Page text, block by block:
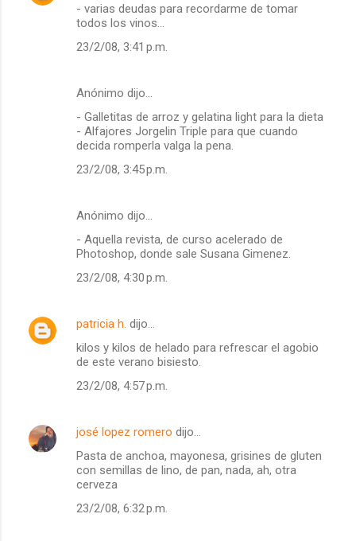
- varias deudas para recordarme de tomar
todos los vinos...
23/2/08, 3:41 p.m.
Anónimo dijo…
- Galletitas de arroz y gelatina light para la dieta
- Alfajores Jorgelin Triple para que cuando
decida romperla valga la pena.
23/2/08, 3:45 p.m.
Anónimo dijo…
- Aquella revista, de curso acelerado de
Photoshop, donde sale Susana Gimenez.
23/2/08, 4:30 p.m.
patricia h. dijo…
kilos y kilos de helado para refrescar el agobio
de este verano bisiesto.
23/2/08, 4:57 p.m.
josé lopez romero dijo…
Pasta de anchoa, mayonesa, grisines de gluten
con semillas de lino, de pan, nada, ah, otra
cerveza
23/2/08, 6:32 p.m.